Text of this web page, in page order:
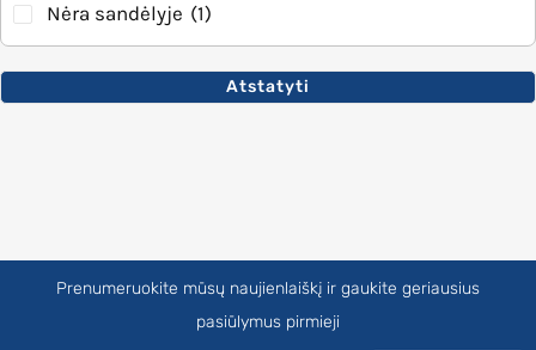
Nėra sandėlyje (1)
Atstatyti
Prenumeruokite mūsų naujienlaiškį ir gaukite geriausius
pasiūlymus pirmieji